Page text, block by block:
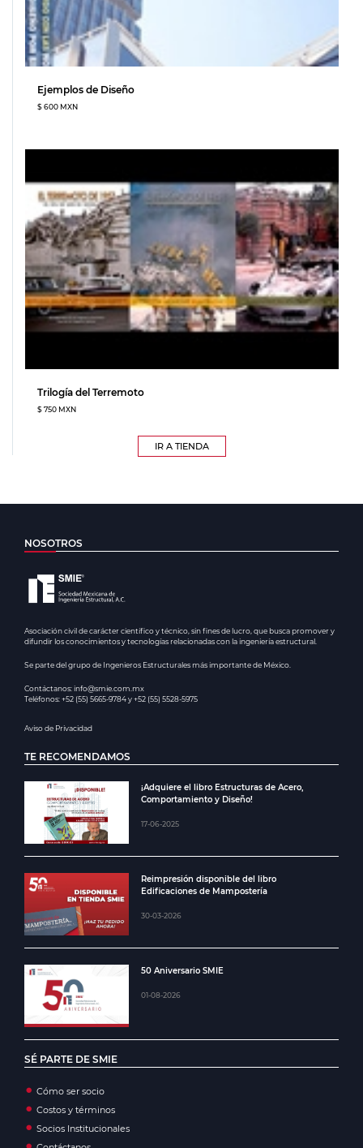
Ejemplos de Diseño
$ 600 MXN
Trilogía del Terremoto
$ 750 MXN
IR A TIENDA
NOSOTROS
Asociación civil de carácter científico y técnico, sin fines de lucro, que busca promover y
difundir los conocimientos y tecnologías relacionadas con la ingeniería estructural.
Se parte del grupo de Ingenieros Estructurales más importante de México.
Contáctanos: info@smie.com.mx
Teléfonos: +52 (55) 5665-9784 y +52 (55) 5528-5975
Aviso de Privacidad
TE RECOMENDAMOS
¡Adquiere el libro Estructuras de Acero,
Comportamiento y Diseño!
17-06-2025
Reimpresión disponible del libro
Edificaciones de Mampostería
30-03-2026
50 Aniversario SMIE
01-08-2026
SÉ PARTE DE SMIE
Cómo ser socio
Costos y términos
Socios Institucionales